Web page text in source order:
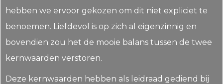
hebben we ervoor gekozen om dit niet expliciet te
benoemen. Liefdevol is op zich al eigenzinnig en
bovendien zou het de mooie balans tussen de twee
kernwaarden verstoren.
Deze kernwaarden hebben als leidraad gediend bij